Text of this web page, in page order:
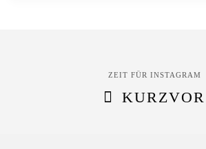
ZEIT FÜR INSTAGRAM
KURZVOR